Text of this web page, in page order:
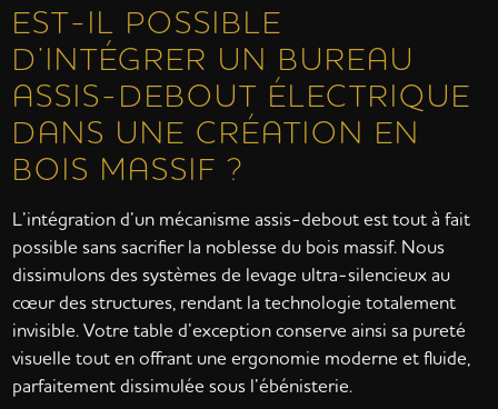
EST-IL POSSIBLE
D’INTÉGRER UN BUREAU
ASSIS-DEBOUT ÉLECTRIQUE
DANS UNE CRÉATION EN
BOIS MASSIF ?
L’intégration d’un mécanisme assis-debout est tout à fait
possible sans sacrifier la noblesse du bois massif. Nous
dissimulons des systèmes de levage ultra-silencieux au
cœur des structures, rendant la technologie totalement
invisible. Votre table d’exception conserve ainsi sa pureté
visuelle tout en offrant une ergonomie moderne et fluide,
parfaitement dissimulée sous l’ébénisterie.